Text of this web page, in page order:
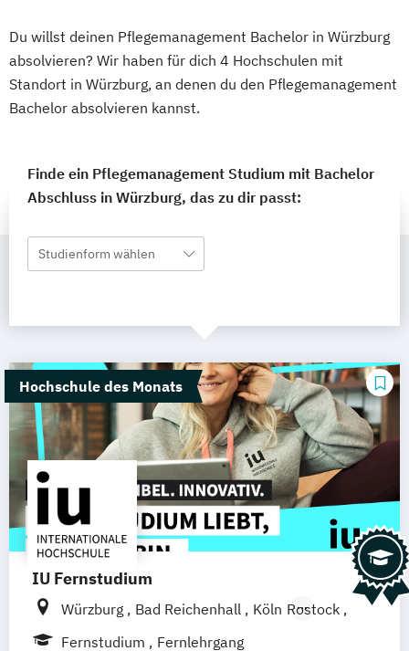
Du willst deinen Pflegemanagement Bachelor in Würzburg
absolvieren? Wir haben für dich 4 Hochschulen mit
Standort in Würzburg, an denen du den Pflegemanagement
Bachelor absolvieren kannst.
Finde ein Pflegemanagement Studium mit Bachelor
Abschluss in Würzburg, das zu dir passt:
Studienform wählen
Hochschule des Monats
IU Fernstudium
Würzburg Bad Reichenhall Köln Rostock
Freiburg
Frankfurt am Main
Fernstudium
Fernlehrgang